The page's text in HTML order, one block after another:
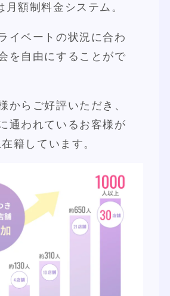
月額制料金システム。
イベートの状況に合わ
を自由にすることがで
からご好評いただき、
通われているお客様が
籍しています。